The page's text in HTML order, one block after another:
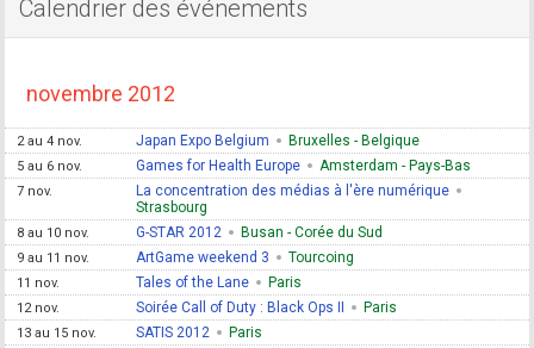
Calendrier des événements
novembre 2012
2 au 4 nov. Japan Expo Belgium Bruxelles - Belgique
5 au 6 nov. Games for Health Europe Amsterdam - Pays-Bas
7 nov.
La concentration des médias à l'ère numérique
Strasbourg
8 au 10 nov. G-STAR 2012 Busan - Corée du Sud
9 au 11 nov. ArtGame weekend 3 Tourcoing
11 nov. Tales of the Lane Paris
12 nov. Soirée Call of Duty : Black Ops II Paris
13 au 15 nov. SATIS 2012 Paris